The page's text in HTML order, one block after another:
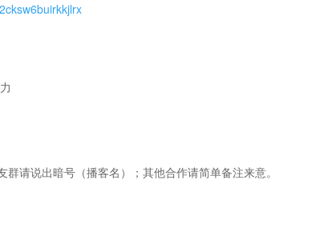
请说出暗号（播客名）；其他合作请简单备注来意。